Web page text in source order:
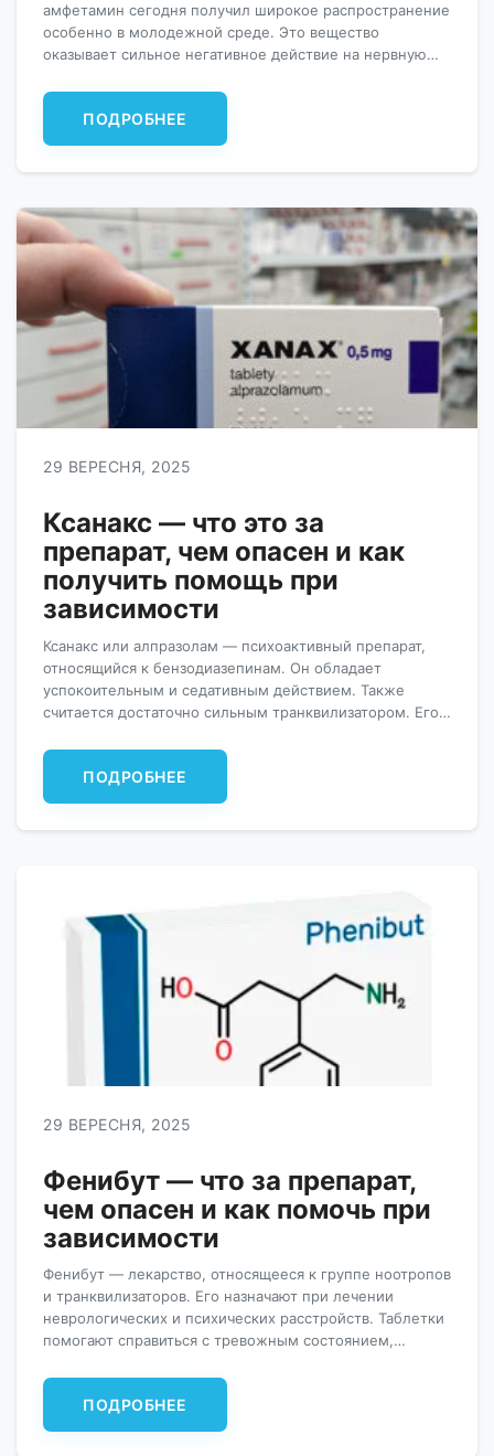
амфетамин сегодня получил широкое распространение
особенно в молодежной среде. Это вещество
оказывает сильное негативное действие на нервную
приятные эффекты: эйфория, бодрость, прилив
энергии. Опасность в том, что прием этого вещества
вызывает скорое привыкание, которое наносит
ПОДРОБНЕЕ
29 ВЕРЕСНЯ, 2025
Ксанакс — что это за
препарат, чем опасен и как
получить помощь при
зависимости
Ксанакс или алпразолам — психоактивный препарат,
относящийся к бензодиазепинам. Он обладает
успокоительным и седативным действием. Также
считается достаточно сильным транквилизатором. Его
беспокойств, связанных с депрессией. Также может
быть рекомендован, как успокоительное средство при
панических атаках или нарушениях сна. Таблетки
ПОДРОБНЕЕ
29 ВЕРЕСНЯ, 2025
Фенибут — что за препарат,
чем опасен и как помочь при
зависимости
Фенибут — лекарство, относящееся к группе ноотропов
и транквилизаторов. Его назначают при лечении
неврологических и психических расстройств. Таблетки
помогают справиться с тревожным состоянием,
что лекарство обладает мягким действием. От приема
препарата действительно улучшается настроение и
общее состояние. Но важно соблюдать рекомендации
ПОДРОБНЕЕ